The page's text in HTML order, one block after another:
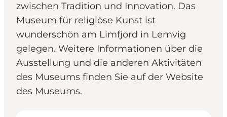
zwischen Tradition und Innovation. Das
Museum für religiöse Kunst ist
wunderschön am Limfjord in Lemvig
gelegen. Weitere Informationen über die
Ausstellung und die anderen Aktivitäten
des Museums finden Sie auf der Website
des Museums.